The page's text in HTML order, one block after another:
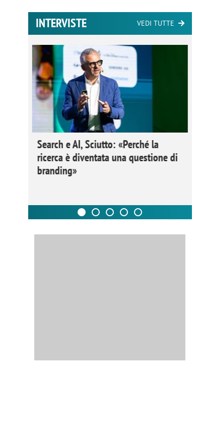
INTERVISTE VEDI TUTTE
Search e AI, Sciutto: «Perché la
ricerca è diventata una questione di
branding»